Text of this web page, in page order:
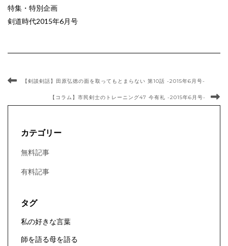
特集・特別企画
剣道時代2015年6月号
【剣談剣話】田原弘徳の面を取ってもとまらない 第10話 -2015年6月号-
【コラム】市民剣士のトレーニング47 今有礼 -2015年6月号-
カテゴリー
無料記事
有料記事
タグ
私の好きな言葉
師を語る母を語る